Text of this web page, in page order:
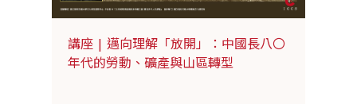
講座 | 邁向理解「放開」：中國長八〇
年代的勞動、礦產與山區轉型